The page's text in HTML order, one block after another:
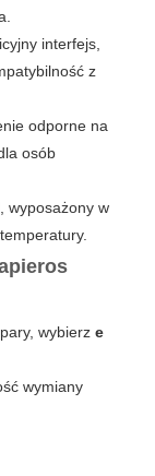
interfejs,
z
odporne na
osób
wyposażony w
wybierz e
wymiany